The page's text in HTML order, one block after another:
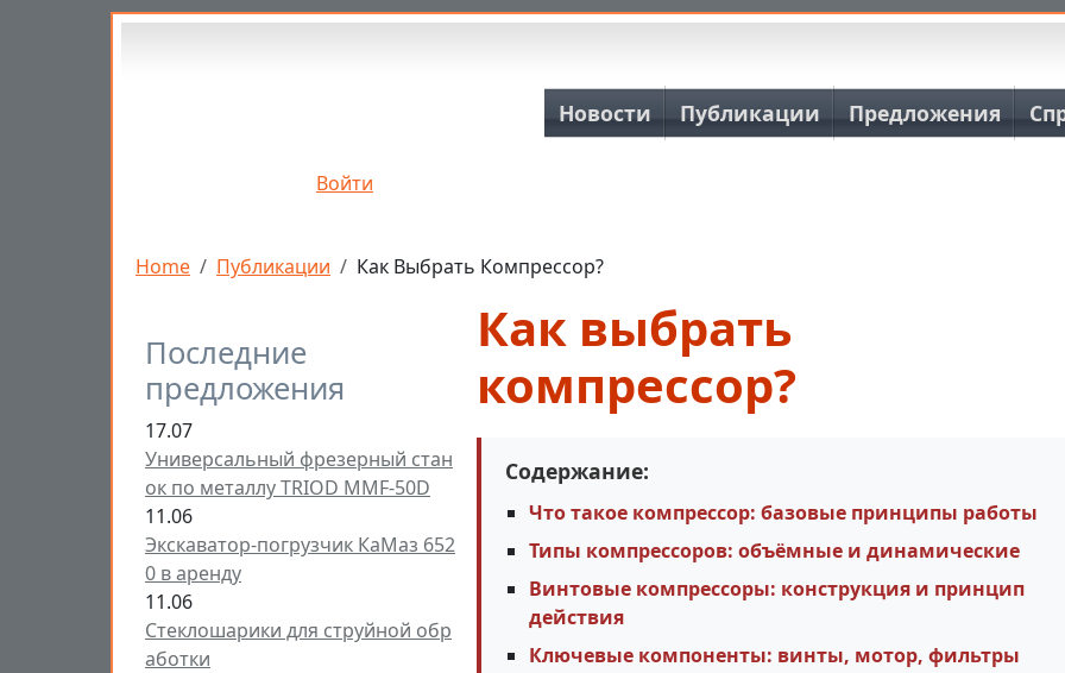
Перейти к основному содержанию
Войти
Основная навигация
Новости Публикации Предложения
Строка навигации
Home Публикации Как Выбрать Компрессор?
Последние
предложения
17.07
Универсальный фрезерный стан
ок по металлу TRIOD MMF-50D
11.06
Экскаватор-погрузчик КаМаз 652
0 в аренду
11.06
Стеклошарики для струйной обр
аботки
Как выбрать
компрессор?
Содержание:
Что такое компрессор: базовые принципы работы
Типы компрессоров: объёмные и динамические
Винтовые компрессоры: конструкция и принцип
действия
Ключевые компоненты: винты, мотор, фильтры